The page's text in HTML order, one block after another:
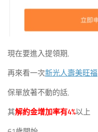
現在要進入提領期,
再來看一次新光人壽美旺福
保單放著不動的話,
其解約金增加率有4%以上